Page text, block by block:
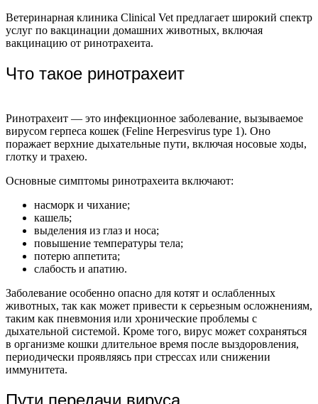
Ветеринарная клиника Clinical Vet предлагает широкий спектр
услуг по вакцинации домашних животных, включая
вакцинацию от ринотрахеита.
Что такое ринотрахеит
Ринотрахеит — это инфекционное заболевание, вызываемое
вирусом герпеса кошек (Feline Herpesvirus type 1). Оно
поражает верхние дыхательные пути, включая носовые ходы,
глотку и трахею.
Основные симптомы ринотрахеита включают:
насморк и чихание;
кашель;
выделения из глаз и носа;
повышение температуры тела;
потерю аппетита;
слабость и апатию.
Заболевание особенно опасно для котят и ослабленных
животных, так как может привести к серьезным осложнениям,
таким как пневмония или хронические проблемы с
дыхательной системой. Кроме того, вирус может сохраняться
в организме кошки длительное время после выздоровления,
периодически проявляясь при стрессах или снижении
иммунитета.
Пути передачи вируса